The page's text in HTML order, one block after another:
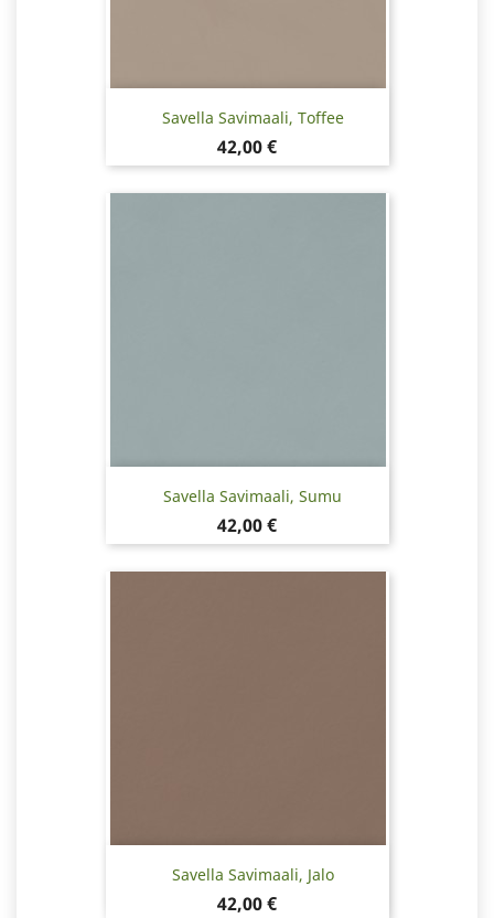
Savella Savimaali, Toffee
Hinta
42,00 €
Savella Savimaali, Sumu
Hinta
42,00 €
Savella Savimaali, Jalo
Hinta
42,00 €